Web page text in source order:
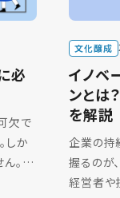
必
欠で
しか
。
文化醸成
イノベ
ンとは
を解説
企業の持
握るのが
経営者や